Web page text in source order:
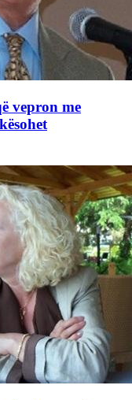
vepron me